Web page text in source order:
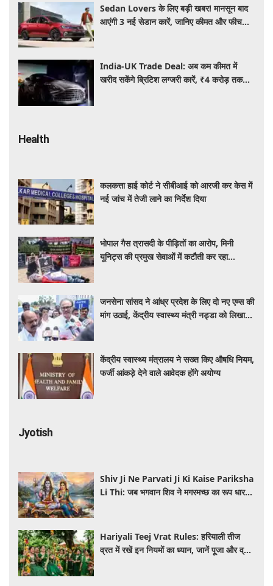
Sedan Lovers के लिए बड़ी खबर! मानसून बाद
आएंगी 3 नई सेडान कारें, जानिए कीमत और फीचर्स
India-UK Trade Deal: अब कम कीमत में
खरीद सकेंगे ब्रिटिश लग्जरी कारें, ₹4 करोड़ तक
Health
कलकत्ता हाई कोर्ट ने सीबीआई को आरजी कर केस में
नई जांच में तेजी लाने का निर्देश दिया
भोपाल गैस त्रासदी के पीड़ितों का आरोप, मिनी
यूनिट्स की प्रमुख सेवाओं में कटौती कर रहा
जनसेना सांसद ने आंध्र प्रदेश के लिए दो नए एम्स की
मांग उठाई, केंद्रीय स्वास्थ्य मंत्री नड्डा को लिखा
केंद्रीय स्वास्थ्य मंत्रालय ने सख्त किए औषधि नियम,
फर्जी आंकड़े देने वाले आवेदक होंगे अयोग्य
Jyotish
Shiv Ji Ne Parvati Ji Ki Kaise Pariksha
Li Thi: जब भगवान शिव ने मगरमच्छ का रूप धारण
Hariyali Teej Vrat Rules: हरियाली तीज
व्रत में रखें इन नियमों का ध्यान, जानें पूजा और व्रत